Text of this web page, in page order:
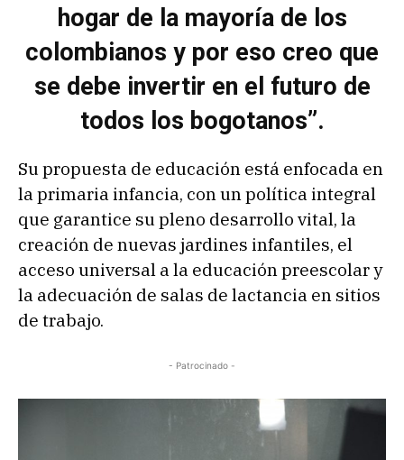
hogar de la mayoría de los
colombianos y por eso creo que
se debe invertir en el futuro de
todos los bogotanos”.
Su propuesta de educación está enfocada en
la primaria infancia, con un política integral
que garantice su pleno desarrollo vital, la
creación de nuevas jardines infantiles, el
acceso universal a la educación preescolar y
la adecuación de salas de lactancia en sitios
de trabajo.
- Patrocinado -